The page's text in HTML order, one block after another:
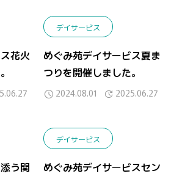
花火
デイサービス
めぐみ苑デイサービス夏ま
つりを開催しました。
2024.08.01 2025.06.27
う関
デイサービス
めぐみ苑デイサービスセン